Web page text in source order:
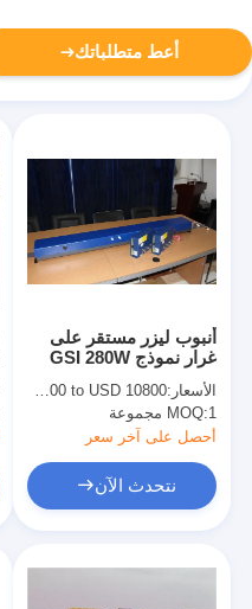
أعط متطلباتك
أنبوب ليزر مستقر على
غرار نموذج GSI 280W
ممتازة واستقرار
الأسعار:USD 8800 to USD 10800
MOQ:1 مجموعة
أحصل على آخر سعر
نتحدث الآن